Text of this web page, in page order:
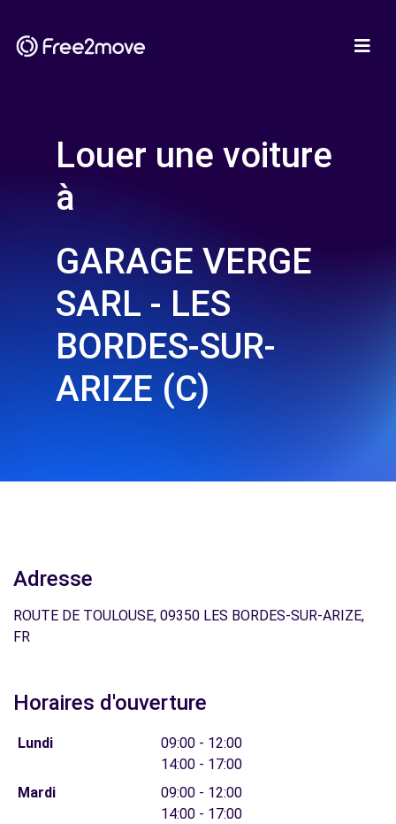
Louer une voiture
à
GARAGE VERGE
SARL - LES
BORDES-SUR-
ARIZE (C)
Adresse
ROUTE DE TOULOUSE, 09350 LES BORDES-SUR-ARIZE,
FR
Horaires d'ouverture
Lundi
09:00 - 12:00
14:00 - 17:00
Mardi
09:00 - 12:00
14:00 - 17:00